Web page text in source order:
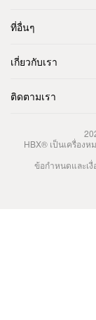
ที่อื่นๆ
เกี่ยวกับเรา
ติดตามเรา
HBX® เป็นเครื่องห
ข้อกำหนดและเงื่